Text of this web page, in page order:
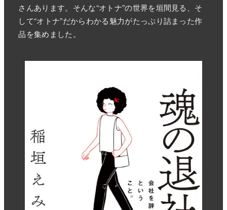
さんあります。そんな“オトナ”の世界を垣間見る、そ
して“オトナ”だからわかる魅力がたっぷり詰まった作
品を集めました。